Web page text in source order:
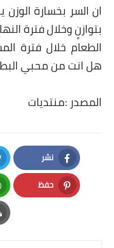
ان السر بخسارة
بتوازنٍ وخلال فترة
الطعام خلال فترة
هل انت من محبي
المصدر :منتديات
نشر
Facebook
حفظ
Pinterest